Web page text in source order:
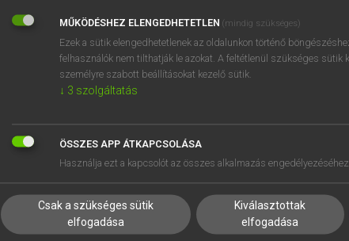
EGYÉNI FELHASZNÁLÓKNAK
TANULÓKNAK
VÁLLALATI MEGOLDÁSOK
SÚGÓ
RÓLUNK
SÜTI BEÁLLÍTÁSOK
MŰKÖDÉSHEZ ELENGEDHETETLEN (mindig szükséges)
Ezek a sütik elengedhetetlenek az oldalunkon történő
felhasználók nem tilthatják le azokat. A feltétlenül szükséges sütik
személyre szabott beállításokat kezelő sütik.
↓ 3 szolgáltatás
ÖSSZES APP ÁTKAPCSOLÁSA
Használja ezt a kapcsolót az összes alkalmazás
Csak a szükséges sütik
elfogadása
Kiválasztottak
elfogadása